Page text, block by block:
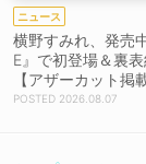
ニュース
横野すみれ、発売
E』で初登場＆裏表
【アザーカット掲載
2026.08.07